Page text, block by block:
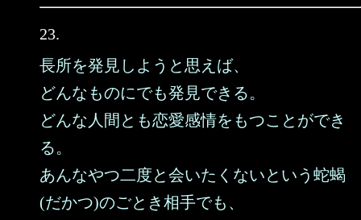
23.
長所を発見しようと思えば、
どんなものにでも発見できる。
どんな人間とも恋愛感情をもつことができ
る。
あんなやつ二度と会いたくないという蛇蝎
(だかつ)のごとき相手でも、